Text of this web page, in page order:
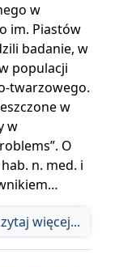
w
im. Piastów
badanie, w
populacji
twarzowego.
w
w
O
n. med. i
więcej...